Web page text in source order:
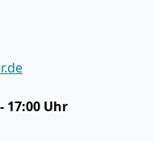
17:00 Uhr